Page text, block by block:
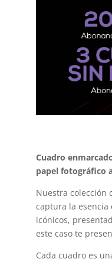
Cuadro
papel fotográfico
Nuestra colección
captura la esencia
icónicos,
este caso te
Cada cuadro es